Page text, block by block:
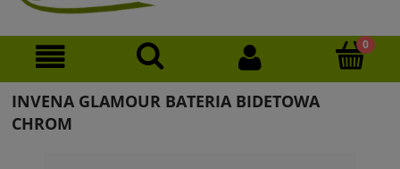
INVENA GLAMOUR BATERIA BIDETOWA
CHROM